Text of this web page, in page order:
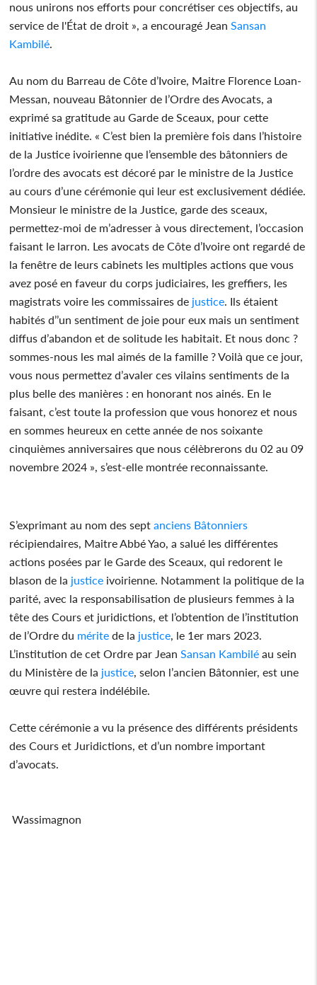
nous unirons nos efforts pour concrétiser ces objectifs, au
service de l'État de droit », a encouragé Jean Sansan
Kambilé
Au nom du Barreau de Côte d’Ivoire, Maitre Florence Loan-
Messan, nouveau Bâtonnier de l’Ordre des Avocats, a
exprimé sa gratitude au Garde de Sceaux, pour cette
initiative inédite. « C’est bien la première fois dans l’histoire
de la Justice ivoirienne que l’ensemble des bâtonniers de
l’ordre des avocats est décoré par le ministre de la Justice
au cours d’une cérémonie qui leur est exclusivement dédiée.
Monsieur le ministre de la Justice, garde des sceaux,
permettez-moi de m’adresser à vous directement, l’occasion
faisant le larron. Les avocats de Côte d’Ivoire ont regardé de
la fenêtre de leurs cabinets les multiples actions que vous
avez posé en faveur du corps judiciaires, les greffiers, les
magistrats voire les commissaires de justice . Ils étaient
habités d’’un sentiment de joie pour eux mais un sentiment
diffus d’abandon et de solitude les habitait. Et nous donc ?
sommes-nous les mal aimés de la famille ? Voilà que ce jour,
vous nous permettez d’avaler ces vilains sentiments de la
plus belle des manières : en honorant nos ainés. En le
faisant, c’est toute la profession que vous honorez et nous
en sommes heureux en cette année de nos soixante
cinquièmes anniversaires que nous célèbrerons du 02 au 09
novembre 2024 », s’est-elle montrée reconnaissante.
S’exprimant au nom des sept anciens Bâtonniers
récipiendaires, Maitre Abbé Yao, a salué les différentes
actions posées par le Garde des Sceaux, qui redorent le
blason de la justice ivoirienne. Notamment la politique de la
parité, avec la responsabilisation de plusieurs femmes à la
tête des Cours et juridictions, et l’obtention de l’institution
de l’Ordre du mérite de la justice , le 1er mars 2023.
L’institution de cet Ordre par Jean Sansan Kambilé au sein
du Ministère de la justice , selon l’ancien Bâtonnier, est une
œuvre qui restera indélébile.
Cette cérémonie a vu la présence des différents présidents
des Cours et Juridictions, et d’un nombre important
d’avocats.
Wassimagnon